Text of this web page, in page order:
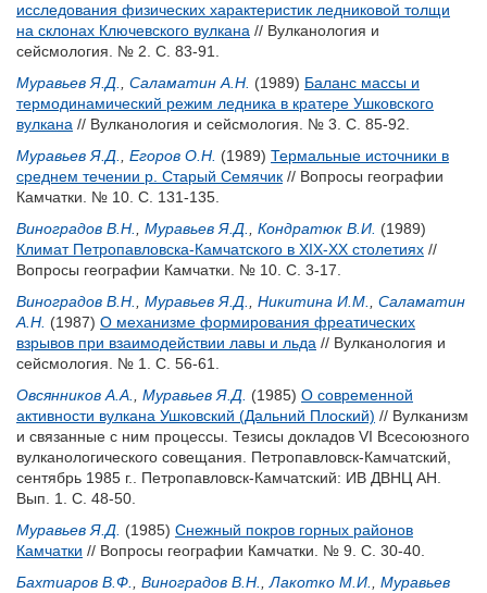
исследования физических характеристик ледниковой толщи
на склонах Ключевского вулкана // Вулканология и
сейсмология. № 2. С. 83-91.
Муравьев Я.Д.
Саламатин А.Н. (1989) Баланс массы и
термодинамический режим ледника в кратере Ушковского
вулкана // Вулканология и сейсмология. № 3. С. 85-92.
Муравьев Я.Д.
Егоров О.Н. (1989) Термальные источники в
среднем течении р. Старый Семячик // Вопросы географии
Камчатки. № 10. С. 131-135.
Виноградов В.Н.
Муравьев Я.Д. Кондратюк В.И. (1989)
Климат Петропавловска-Камчатского в XIX-XX столетиях //
Вопросы географии Камчатки. № 10. С. 3-17.
Виноградов В.Н.
Муравьев Я.Д. Никитина И.М.
Саламатин
А.Н. (1987) О механизме формирования фреатических
взрывов при взаимодействии лавы и льда // Вулканология и
сейсмология. № 1. С. 56-61.
Овсянников А.А.
Муравьев Я.Д. (1985) О современной
активности вулкана Ушковский (Дальний Плоский) // Вулканизм
и связанные с ним процессы. Тезисы докладов VI Всесоюзного
вулканологического совещания. Петропавловск-Камчатский,
сентябрь 1985 г.. Петропавловск-Камчатский: ИВ ДВНЦ АН.
Вып. 1. С. 48-50.
Муравьев Я.Д. (1985) Снежный покров горных районов
Камчатки // Вопросы географии Камчатки. № 9. С. 30-40.
Бахтиаров В.Ф.
Виноградов В.Н. Лакотко М.И.
Муравьев